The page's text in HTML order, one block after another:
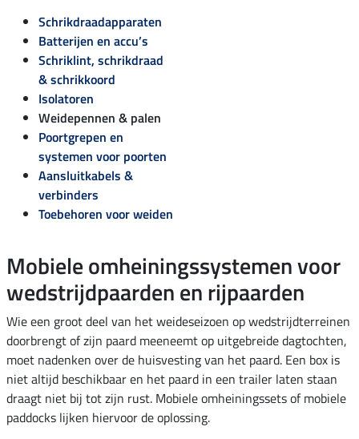
Schrikdraadapparaten
Batterijen en accu’s
Schriklint, schrikdraad
& schrikkoord
Isolatoren
Weidepennen & palen
Poortgrepen en
systemen voor poorten
Aansluitkabels &
verbinders
Toebehoren voor weiden
Mobiele omheiningssystemen voor
wedstrijdpaarden en rijpaarden
Wie een groot deel van het weideseizoen op wedstrijdterreinen
doorbrengt of zijn paard meeneemt op uitgebreide dagtochten,
moet nadenken over de huisvesting van het paard. Een box is
niet altijd beschikbaar en het paard in een trailer laten staan
draagt niet bij tot zijn rust. Mobiele omheiningssets of mobiele
paddocks lijken hiervoor de oplossing.